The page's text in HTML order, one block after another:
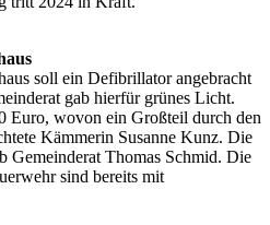
soll ein Defibrillator angebracht
gab hierfür grünes Licht.
Euro, wovon ein Großteil durch den
Kämmerin Susanne Kunz. Die
Gemeinderat Thomas Schmid. Die
sind bereits mit